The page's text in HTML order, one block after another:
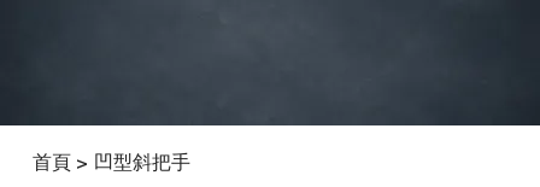
首頁 > 凹型斜把手